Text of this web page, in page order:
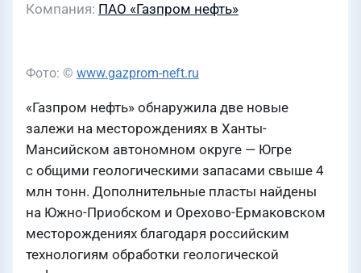
Компания ПАО «Газпром нефть»
Фото: © www.gazprom-neft.ru
«Газпром нефть» обнаружила две новые
залежи на месторождениях в Ханты-
Мансийском автономном округе — Югре
с общими геологическими запасами свыше 4
млн тонн. Дополнительные пласты найдены
на Южно-Приобском и Орехово-Ермаковском
месторождениях благодаря российским
технологиям обработки геологической